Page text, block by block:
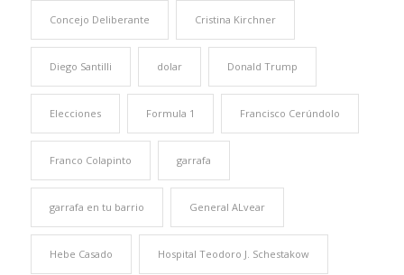
Concejo Deliberante Cristina Kirchner
Diego Santilli dolar Donald Trump
Elecciones Formula 1 Francisco Cerúndolo
Franco Colapinto garrafa
garrafa en tu barrio General ALvear
Hebe Casado Hospital Teodoro J. Schestakow